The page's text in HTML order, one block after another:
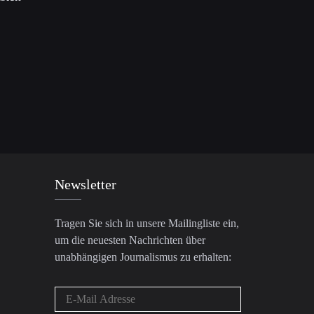
Newsletter
Tragen Sie sich in unsere Mailingliste ein,
um die neuesten Nachrichten über
unabhängigen Journalismus zu erhalten: